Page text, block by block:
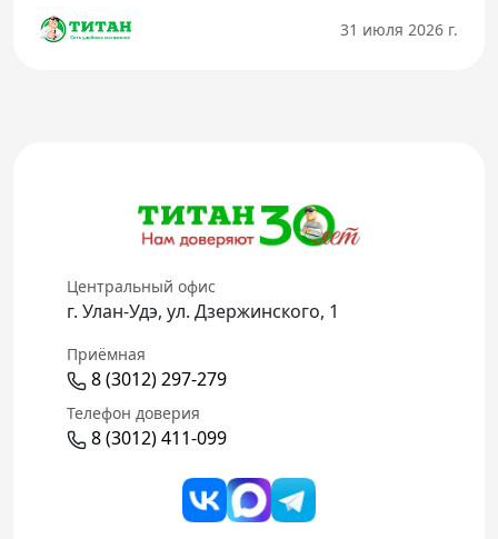
31 июля 2026 г.
Центральный офис
г. Улан-Удэ, ул. Дзержинского, 1
Приёмная
8 (3012) 297-279
Телефон доверия
8 (3012) 411-099